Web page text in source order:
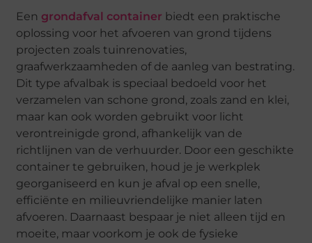
Een grondafval container biedt een praktische
oplossing voor het afvoeren van grond tijdens
projecten zoals tuinrenovaties,
graafwerkzaamheden of de aanleg van bestrating.
Dit type afvalbak is speciaal bedoeld voor het
verzamelen van schone grond, zoals zand en klei,
maar kan ook worden gebruikt voor licht
verontreinigde grond, afhankelijk van de
richtlijnen van de verhuurder. Door een geschikte
container te gebruiken, houd je je werkplek
georganiseerd en kun je afval op een snelle,
efficiënte en milieuvriendelijke manier laten
afvoeren. Daarnaast bespaar je niet alleen tijd en
moeite, maar voorkom je ook de fysieke